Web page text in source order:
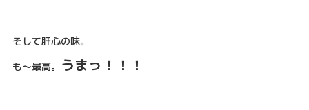
そして肝心の味。
も〜最高。 うまっ！！！